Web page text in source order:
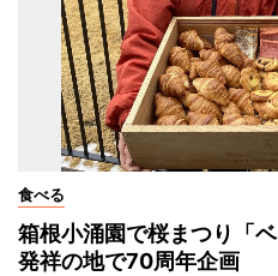
食べる
箱根小涌園で桜まつり「
発祥の地で70周年企画